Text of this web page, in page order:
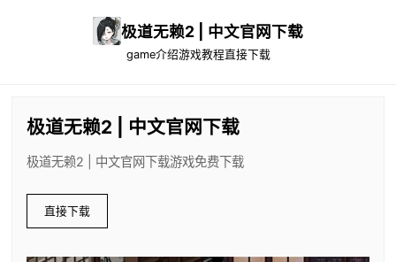
极道无赖2 | 中文官网下载
game介绍游戏教程直接下载
极道无赖2 | 中文官网下载
极道无赖2 | 中文官网下载游戏免费下载
直接下载